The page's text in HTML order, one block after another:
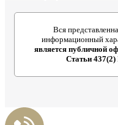
Вся
информационный
является публичной
Статьи 437(2)